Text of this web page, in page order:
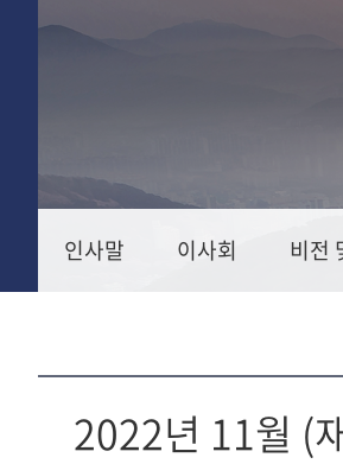
인사말 이사회 비전
2022년 11월 (